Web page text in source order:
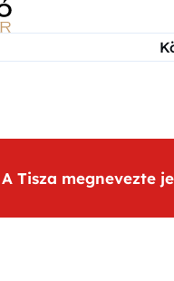
Tisza megnevezte